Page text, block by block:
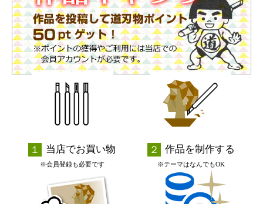
当店でお買い物
※会員登録も必要です
作品を制作する
※テーマはなんでもOK